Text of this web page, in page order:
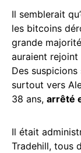
Il semblerait
les bitcoins
grande
auraient rejoint
Des
surtout vers
38 ans, arrêté
Il était
Tradehill, tous